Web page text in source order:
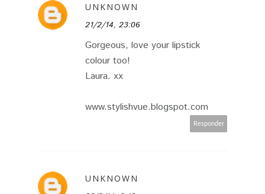
UNKNOWN
21/2/14, 23:06
Gorgeous, love your lipstick
colour too!
Laura. xx
www.stylishvue.blogspot.com
Responder
UNKNOWN